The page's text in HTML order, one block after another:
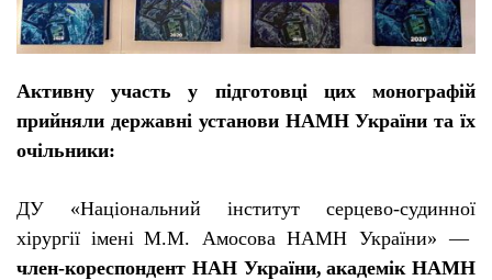
Активну участь у підготовці цих монографій
прийняли державні установи НАМН України таїх
очільники:
ДУ «Національний інститут серцево-судинної
хірургії імені М.М. Амосова НАМН України» —
член-кореспондент НАН України, академік НАМН